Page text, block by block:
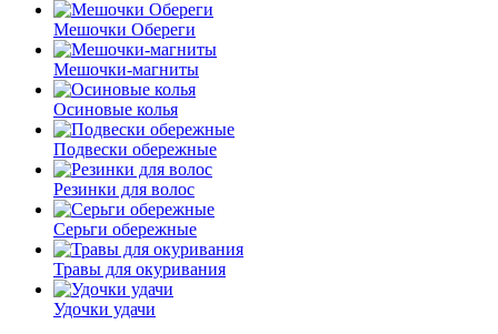
Мешочки Обереги
Мешочки-магниты
Осиновые колья
Подвески обережные
Резинки для волос
Серьги обережные
Травы для окуривания
Удочки удачи